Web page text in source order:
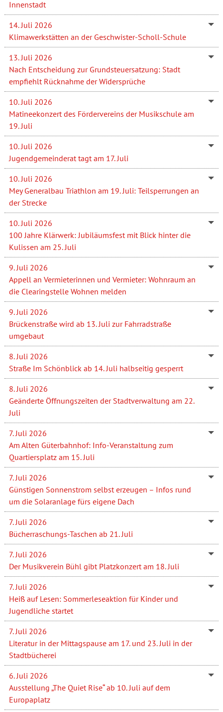
Innenstadt
14. Juli 2026
Klimawerkstätten an der Geschwister-Scholl-Schule
13. Juli 2026
Nach Entscheidung zur Grundsteuersatzung: Stadt
empfiehlt Rücknahme der Widersprüche
10. Juli 2026
Matineekonzert des Fördervereins der Musikschule am
19. Juli
10. Juli 2026
Jugendgemeinderat tagt am 17. Juli
10. Juli 2026
Mey Generalbau Triathlon am 19. Juli: Teilsperrungen an
der Strecke
10. Juli 2026
100 Jahre Klärwerk: Jubiläumsfest mit Blick hinter die
Kulissen am 25. Juli
9. Juli 2026
Appell an Vermieterinnen und Vermieter: Wohnraum an
die Clearingstelle Wohnen melden
9. Juli 2026
Brückenstraße wird ab 13. Juli zur Fahrradstraße
umgebaut
8. Juli 2026
Straße Im Schönblick ab 14. Juli halbseitig gesperrt
8. Juli 2026
Geänderte Öffnungszeiten der Stadtverwaltung am 22.
Juli
7. Juli 2026
Am Alten Güterbahnhof: Info-Veranstaltung zum
Quartiersplatz am 15. Juli
7. Juli 2026
Günstigen Sonnenstrom selbst erzeugen – Infos rund
um die Solaranlage fürs eigene Dach
7. Juli 2026
Bücherraschungs-Taschen ab 21. Juli
7. Juli 2026
Der Musikverein Bühl gibt Platzkonzert am 18. Juli
7. Juli 2026
Heiß auf Lesen: Sommerleseaktion für Kinder und
Jugendliche startet
7. Juli 2026
Literatur in der Mittagspause am 17. und 23. Juli in der
Stadtbücherei
6. Juli 2026
Ausstellung „The Quiet Rise“ ab 10. Juli auf dem
Europaplatz